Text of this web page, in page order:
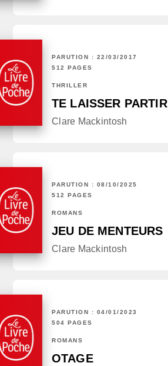
PARUTION : 22/03/2017
512 PAGES
THRILLER
TE LAISSER PARTIR
Clare Mackintosh
PARUTION : 08/10/2025
512 PAGES
ROMANS
JEU DE MENTEURS
Clare Mackintosh
PARUTION : 04/01/2023
504 PAGES
ROMANS
OTAGE